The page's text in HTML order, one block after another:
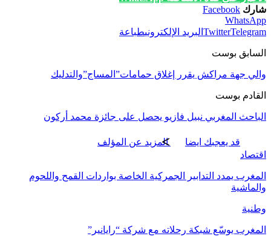
شارك Facebook
WhatsApp
TwitterTelegram البريد الإلكترونيطباعة
السابق بوست
والي جهة مراكش يقرر إغلاق حمامات”المساج”والتدليك
القادم بوست
الباحث المغربي نبيل فازيو يحصل على جائزة محمد أركون
قد يعجبك ايضا
المزيد عن المؤلف
اقتصاد
المغرب يمدد التدابير الجمركية الخاصة بواردات القمح واللحوم
والماشية
وطنية
المغرب يوسّع شبكة رحلاته مع شركة “رايانير”